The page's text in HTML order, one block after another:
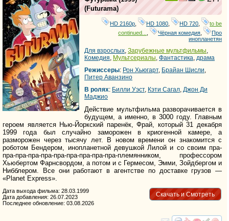
(Futurama)
HD 2160р HD 1080 HD 720
to be
continued...
Чёрная комедия
Про
инопланетян
Для взрослых, Зарубежные мультфильмы,
Комедия, Мультсериалы, Фантастика, драма
Режиссеры: Рон Хьюгарт, Брайан Шисли,
Питер Аванзино
В ролях: Билли Уэст, Кэти Сагал, Джон Ди
Маджио
Действие мультфильма разворачивается в
будущем, а именно, в 3000 году. Главным
героем является Нью-Йоркский паренёк, Фрай, который 31 декабря
1999 года был случайно заморожен в криогенной камере, а
разморожен через тысячу лет. В новом времени он знакомится с
роботом Бендером, инопланетной девушкой Лилой и со своим пра-
пра-пра-пра-пра-пра-пра-пра-пра-пра-племянником, профессором
Хьюбертом Фарнсвордом, а потом и с Гермесом, Эмми, Зойдбергом и
Нибблером. Все они работают в агентстве по доставке грузов —
«Planet Express».
Скачать и Смотреть
Дата выхода фильма: 28.03.1999
Дата добавления: 26.07.2023
Последнее обновление: 03.08.2026